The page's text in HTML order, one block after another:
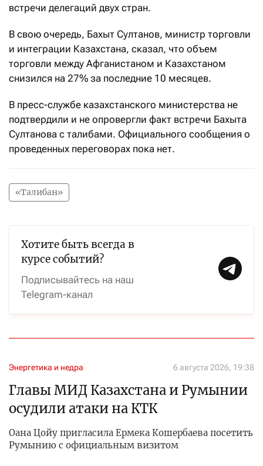
встречи делегаций двух стран.
В свою очередь, Бахыт Султанов, министр торговли
и интеграции Казахстана, сказал, что объем
торговли между Афганистаном и Казахстаном
снизился на 27% за последние 10 месяцев.
В пресс-службе казахстанского министерства не
подтвердили и не опровергли факт встречи Бахыта
Султанова с талибами. Официального сообщения о
проведенных переговорах пока нет.
«Талибан»
Хотите быть всегда в
курсе событий?
Подписывайтесь на наш
Telegram-канал
Энергетика и недра 6 августа 2026, 19:38
Главы МИД Казахстана и Румынии
осудили атаки на КТК
Оана Цойу пригласила Ермека Кошербаева посетить
Румынию с официальным визитом